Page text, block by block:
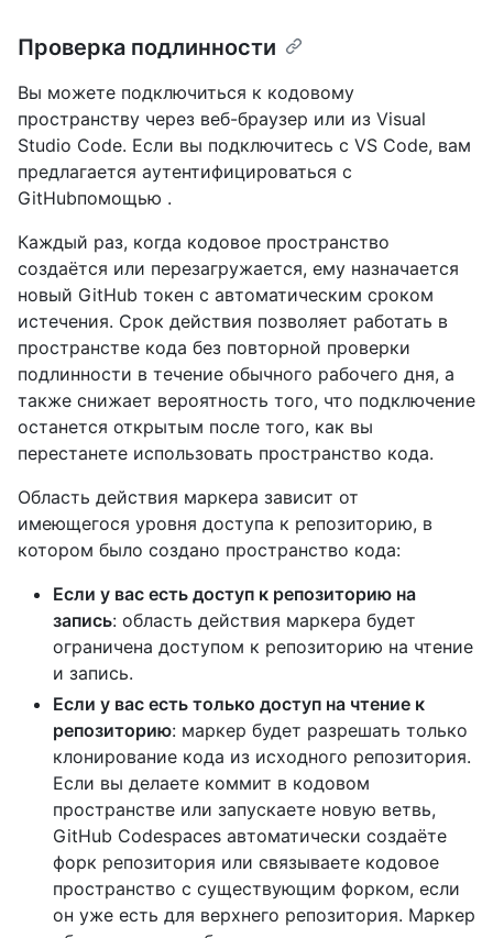
Проверка подлинности
Вы можете подключиться к кодовому
пространству через веб-браузер или из Visual
Studio Code. Если вы подключитесь с VS Code, вам
предлагается аутентифицироваться с
GitHubпомощью .
Каждый раз, когда кодовое пространство
создаётся или перезагружается, ему назначается
новый GitHub токен с автоматическим сроком
истечения. Срок действия позволяет работать в
пространстве кода без повторной проверки
подлинности в течение обычного рабочего дня, а
также снижает вероятность того, что подключение
останется открытым после того, как вы
перестанете использовать пространство кода.
Область действия маркера зависит от
имеющегося уровня доступа к репозиторию, в
котором было создано пространство кода:
Если у вас есть доступ к репозиторию на
запись: область действия маркера будет
ограничена доступом к репозиторию на чтение
и запись.
Если у вас есть только доступ на чтение к
репозиторию: маркер будет разрешать только
клонирование кода из исходного репозитория.
Если вы делаете коммит в кодовом
пространстве или запускаете новую ветвь,
GitHub Codespaces автоматически создаёте
форк репозитория или связываете кодовое
пространство с существующим форком, если
он уже есть для верхнего репозитория. Маркер